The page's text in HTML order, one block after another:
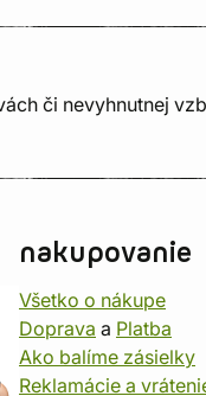
či nevyhnutnej
nakupovanie
Všetko o nákupe
Doprava a Platba
Ako balíme zásielky
Reklamácie a